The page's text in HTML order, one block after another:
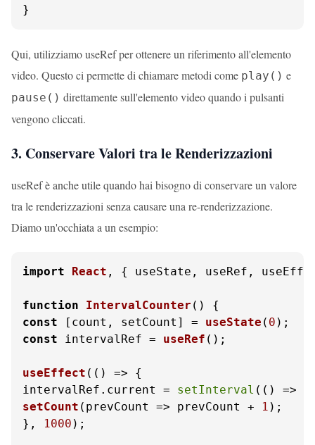
}
Qui, utilizziamo useRef per ottenere un riferimento all'elemento
video. Questo ci permette di chiamare metodi come play() e
pause() direttamente sull'elemento video quando i pulsanti
vengono cliccati.
3. Conservare Valori tra le Renderizzazioni
useRef è anche utile quando hai bisogno di conservare un valore
tra le renderizzazioni senza causare una re-renderizzazione.
Diamo un'occhiata a un esempio:
import React , { useState, useRef,
function IntervalCounter (
const [count, setCount] = useState ( 0
const intervalRef = useRef ();
useEffect ( () => {
intervalRef. current = setInterval ( () =>
setCount ( prevCount => prevCount + 1 );
},
1000 );